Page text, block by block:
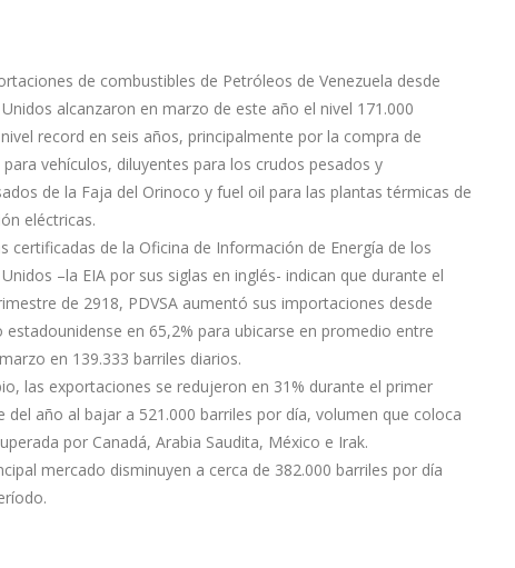
de combustibles de Petróleos de Venezuela desde
alcanzaron en marzo de este año el nivel 171.000
record en seis años, principalmente por la compra de
para vehículos, diluyentes para los crudos pesados y
de la Faja del Orinoco y fuel oil para las plantas térmicas de
eléctricas.
certificadas de la Oficina de Información de Energía de los
–la EIA por sus siglas en inglés- indican que durante el
de 2918, PDVSA aumentó sus importaciones desde
en 65,2% para ubicarse en promedio entre
en 139.333 barriles diarios.
las exportaciones se redujeron en 31% durante el primer
del año al bajar a 521.000 barriles por día, volumen que coloca
por Canadá, Arabia Saudita, México e Irak.
mercado disminuyen a cerca de 382.000 barriles por día